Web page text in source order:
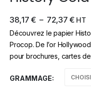
38,17 € – 72,37 € HT
Découvrez le papier
Procop. De l’or
pour brochures, cartes
GRAMMAGE